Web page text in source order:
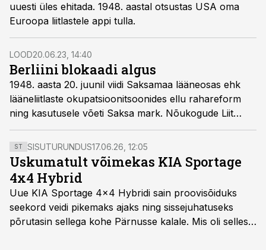
uuesti üles ehitada. 1948. aastal otsustas USA oma
Euroopa liitlastele appi tulla.
LOOD20.06.23, 14:40
Berliini blokaadi algus
1948. aasta 20. juunil viidi Saksamaa lääneosas ehk
lääneliitlaste okupatsioonitsoonides ellu rahareform
ning kasutusele võeti Saksa mark. Nõukogude Liit
vastas keset oma okupatsioonitsooni asunud Berliini
blokeerimisega.
ST SISUTURUNDUS17.06.26, 12:05
Uskumatult võimekas KIA Sportage
4x4 Hybrid
Uue KIA Sportage 4x4 Hybridi sain proovisõiduks
seekord veidi pikemaks ajaks ning sissejuhatuseks
põrutasin sellega kohe Pärnusse kalale. Mis oli selles